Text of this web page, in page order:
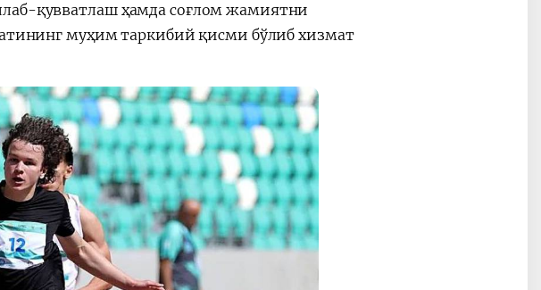
қувватлаш ҳамда соғлом жамиятни
муҳим таркибий қисми бўлиб хизмат